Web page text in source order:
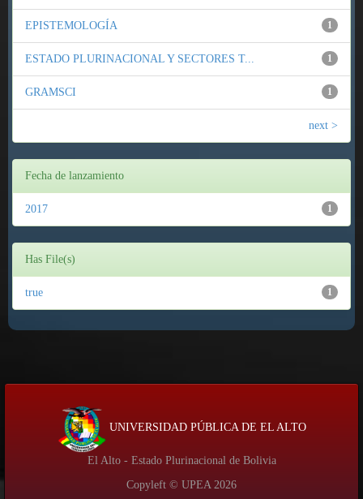
1
EPISTEMOLOGÍA
1
ESTADO PLURINACIONAL Y SECTORES T...
1
GRAMSCI
next >
Fecha de lanzamiento
1
2017
Has File(s)
1
true
UNIVERSIDAD PÚBLICA DE EL ALTO
El Alto - Estado Plurinacional de Bolivia
Copyleft © UPEA 2026